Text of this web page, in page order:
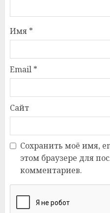
Имя *
Email *
Сайт
Сохранить моё имя,
этом браузере для
комментариев.